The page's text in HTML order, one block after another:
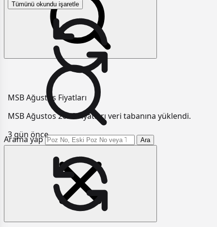
Arama yap Ara
Tümünü okundu işaretle
MSB Ağustos Fiyatları
MSB Ağustos 2026 Fiyatları veri tabanına yüklendi.
3 gün önce